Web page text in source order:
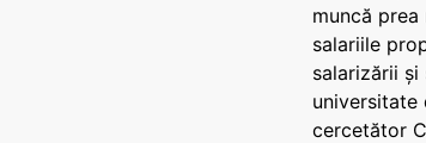
muncă
salariile
salarizării și
universitate
cercetător